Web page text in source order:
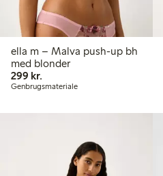
ella m – Malva push-up bh
med blonder
299 kr.
Genbrugsmateriale